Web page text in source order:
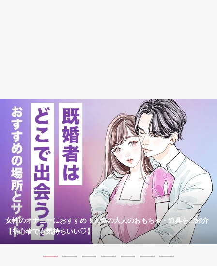
女性のオナニーにおすすめ！人気の大人のおもちゃ・道具をご紹介
【初心者でも気持ちいい♡】